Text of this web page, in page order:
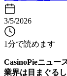
3/5/2026
1分で読めます
CasinoPieニュー
業界は目まぐる